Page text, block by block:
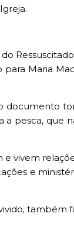
para Maria
documento
a pesca, que
vivem
e minis
também